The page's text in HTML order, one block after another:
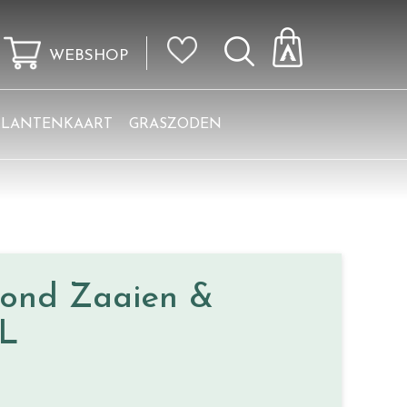
WEBSHOP
GRASZODEN
Zaaien &